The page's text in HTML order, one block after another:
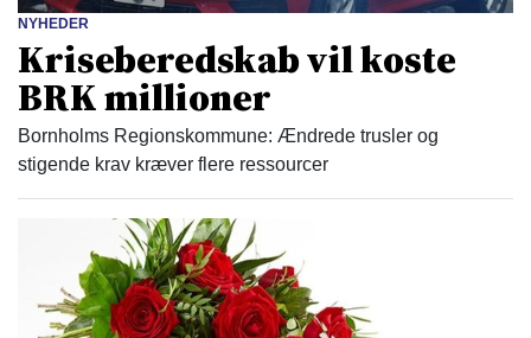
NYHEDER
Kriseberedskab vil koste
BRK millioner
Bornholms Regionskommune: Ændrede trusler og
stigende krav kræver flere ressourcer